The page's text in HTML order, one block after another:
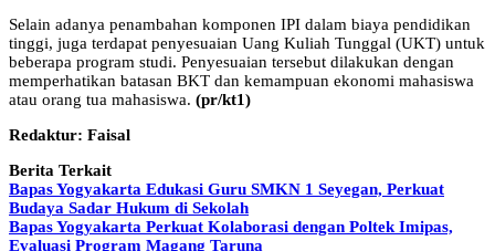
Selain adanya penambahan komponen IPI dalam biaya pendidikan
tinggi, juga terdapat penyesuaian Uang Kuliah Tunggal (UKT) untuk
beberapa program studi. Penyesuaian tersebut dilakukan dengan
memperhatikan batasan BKT dan kemampuan ekonomi mahasiswa
atau orang tua mahasiswa. (pr/kt1)
Redaktur: Faisal
Berita Terkait
Bapas Yogyakarta Edukasi Guru SMKN 1 Seyegan, Perkuat
Budaya Sadar Hukum di Sekolah
Bapas Yogyakarta Perkuat Kolaborasi dengan Poltek Imipas,
Evaluasi Program Magang Taruna